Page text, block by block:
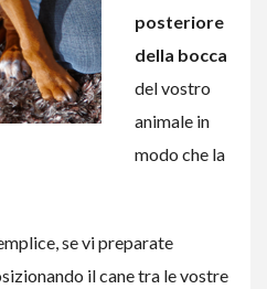
posteriore
della bocca
del vostro
animale in
modo che la
se vi preparate
il cane tra le vostre